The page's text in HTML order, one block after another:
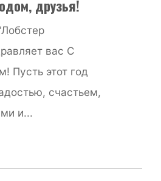
друзья!
вас С
Пусть этот год
счастьем,
и...